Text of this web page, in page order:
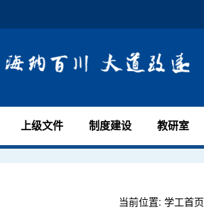
上级文件 制度建设 教研室
当前位置: 学工首页